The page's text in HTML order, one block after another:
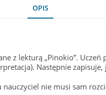
OPIS
z lekturą „Pinokio”. Uczeń
Następnie zapisuje,
nie musi sam